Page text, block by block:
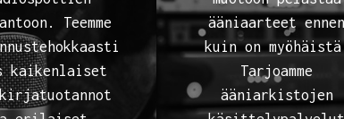
Teemme
kaikenlaiset
ääniaarteet
kuin on
Tarjoamme
ääniarkistojen